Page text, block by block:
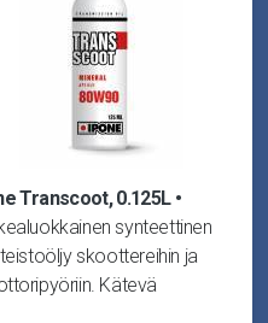
Transcoot, 0.125L
synteettinen
skoottereihin ja
Kätevä